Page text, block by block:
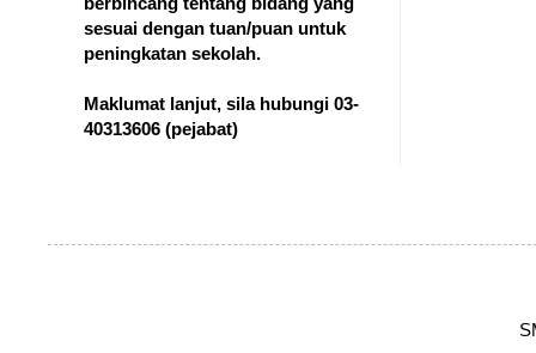
sesuai dengan tuan/puan untuk
peningkatan sekolah.
Maklumat lanjut, sila hubungi 03-
40313606 (pejabat)